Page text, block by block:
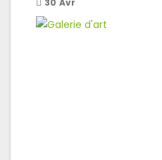
30 Avr